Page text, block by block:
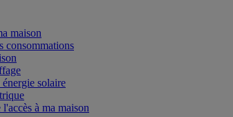
maison
consommations
solaire
à ma maison